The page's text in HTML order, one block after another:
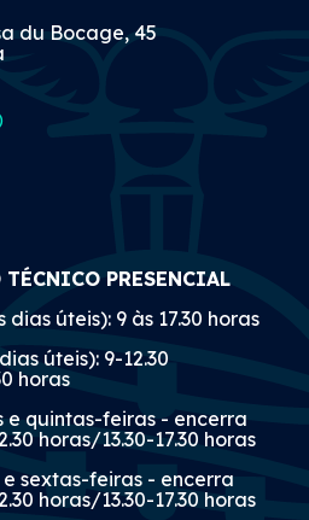
du Bocage, 45
PRESENCIAL
dias úteis): 9 às 17.30 horas
úteis): 9-12.30
horas
e quintas-feiras - encerra
horas/13.30-17.30 horas
sextas-feiras - encerra
horas/13.30-17.30 horas